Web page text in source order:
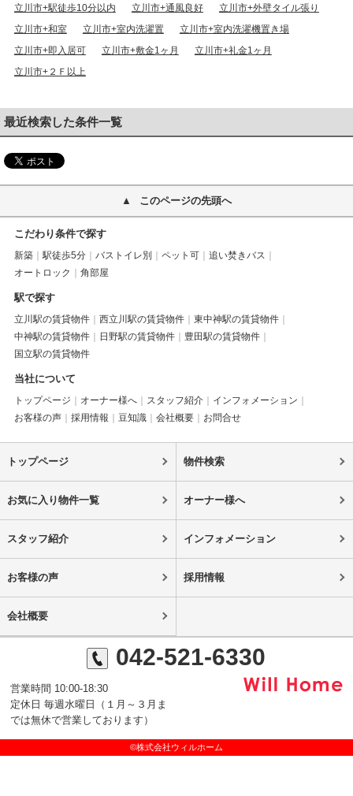
立川市+駅徒歩10分以内 立川市+通風良好
立川市+外壁タイル張り
立川市+和室
立川市+室内洗濯置
立川市+室内洗濯機置き場
立川市+即入居可
立川市+敷金1ヶ月
立川市+礼金1ヶ月
立川市+２Ｆ以上
最近検索した条件一覧
このページの先頭へ
こだわり条件で探す
新築 駅徒歩5分 バストイレ別 ペット可
追い焚きバス
オートロック
角部屋
駅で探す
立川駅の賃貸物件 西立川駅の賃貸物件
東中神駅の賃貸物件
中神駅の賃貸物件
日野駅の賃貸物件
豊田駅の賃貸物件
国立駅の賃貸物件
当社について
トップページ オーナー様へ スタッフ紹介
インフォメーション
お客様の声
採用情報 豆知識 会社概要 お問合せ
トップページ 物件検索
お気に入り物件一覧 オーナー様へ
スタッフ紹介 インフォメーション
お客様の声 採用情報
会社概要
042-521-6330
営業時間 10:00-18:30
定休日 毎週水曜日（１月～３月ま
では無休で営業しております）
©株式会社ウィルホーム